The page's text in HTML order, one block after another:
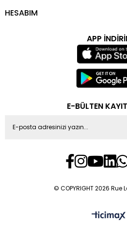
HESABIM
APP
E-BÜLTEN KAYIT
© COPYRIGHT 2026 Rue